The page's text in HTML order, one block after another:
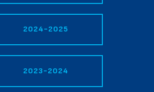
2024-2025
2023-2024